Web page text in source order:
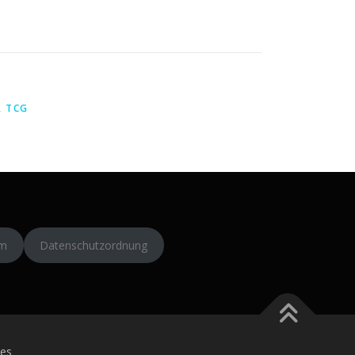
TCG
Datenschutzordnung